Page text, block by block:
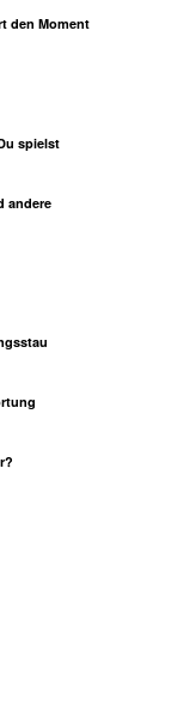
den Moment
spielst
andere